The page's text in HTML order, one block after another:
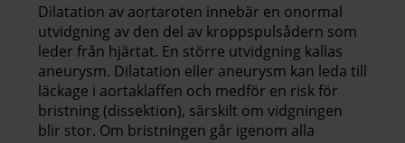
Dilatation av aortaroten innebär en onormal
utvidgning av den del av kroppspulsådern som
leder från hjärtat. En större utvidgning kallas
aneurysm. Dilatation eller aneurysm kan leda till
läckage i aortaklaffen och medför en risk för
bristning (dissektion), särskilt om vidgningen
blir stor. Om bristningen går igenom alla